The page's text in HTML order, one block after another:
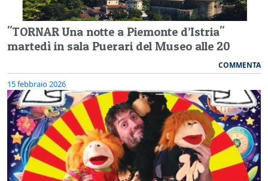
"TORNAR Una notte a Piemonte d’Istria"
martedì in sala Puerari del Museo alle 20
COMMENTA
15 febbraio 2026